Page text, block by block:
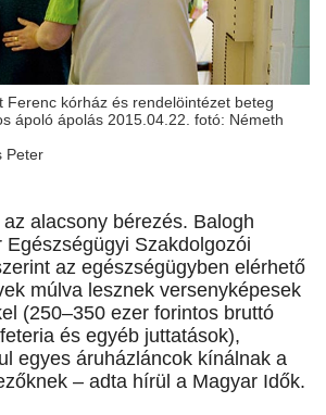
Ferenc kórház és rendelöintézet beteg
ápoló ápolás 2015.04.22. fotó: Németh
Peter
alacsony bérezés. Balogh
Egészségügyi Szakdolgozói
az egészségügyben elérhető
múlva lesznek versenyképesek
(250–350 ezer forintos bruttó
és egyéb juttatások),
egyes áruházláncok kínálnak a
– adta hírül a Magyar Idők.